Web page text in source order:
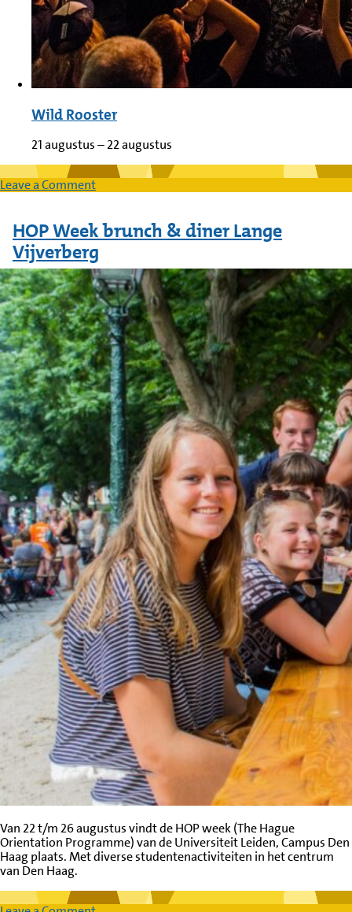
Wild Rooster
21 augustus–22 augustus
Leave a Commenton
Pakistan
HOP Week brunch & diner Lange
Vijverberg
Van 22 t/m 26 augustus vindt de HOP week (The Hague
Orientation Programme) van de Universiteit Leiden, Campus Den
Haag plaats. Met diverse studentenactiviteiten in het centrum
van Den Haag.